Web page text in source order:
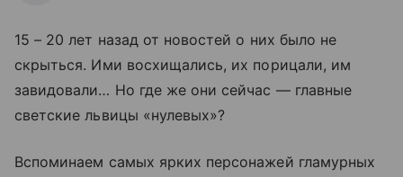
15 – 20 лет назад от новостей о них было не
скрыться. Ими восхищались, их порицали, им
завидовали… Но где же они сейчас — главные
светские львицы «нулевых»?
Вспоминаем самых ярких персонажей гламурных